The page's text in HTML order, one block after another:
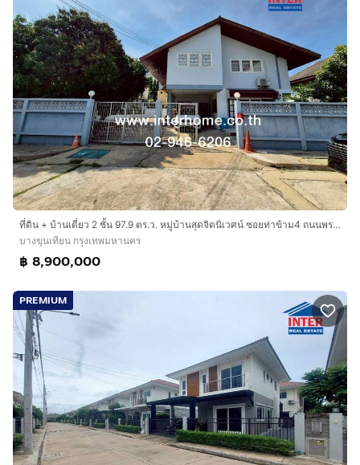
พื้นที่เยอะที่สุดในโครงการ
บ้านแปลงหังมุม ใกล้สวน
พื้นชั้น1 กระเบื้องแกรนิตโต้ 60x60 ซม.
พื้นชั้น2 ลามิเนตลายไม้หน้า 8 มิลลิเมตร
ห้องครัว บิวท์อินเรียบร้อย ชุดเคาน์เตอร์ครัวจาก
STARMARK ท็อปหินเทียม
หน้าบานบน – ล่างกรุลามิเนต / เครื่องดูดควันแบบ Super
Hood / อ่างล้างจานและเตาไฟฟ้าจาก TEKA พื้นที่ใช้สอย
275 ตารางเมตร
บ้านสวย หรู ไม่เคยเข้าอยู่ หลังมุม
ทรัพย์หันหน้าทางทิศเหนือ
ทำเลดี สถานที่ใกล้เคียง :
ใกล้เดอะไบร์ พระราม2 5.2 กิโลเมตร
ใกล้บิ๊กซี พระราม2 6.7 กิโลเมตร
ใกล้เซ็นทรัล พระราม2 7.6 กิโลเมตร
ใกล้โรงพยาบาลบางมด, โรงพยาบาลบางปะกอก 9 อินเตอร์
เนชั่นแนล
ใกล้โรงเรียนรุ่งอรุณ
การเดินทางสะดวก :
ทางพิเศษเฉลิมมหานคร 8 กิโลเมตร (ด่านดาวคะนอง)
ที่ดิน + บ้านเดี่ยว 2 ชั้น 97.9 ตร.ว. หมู่บ้านสุดจิตนิเวศน์ ซอยท่าข้าม4 ถนนพระราม2 ถนนท่าข้าม เขตบางขุนเทียน กรุงเทพมหานคร
บางขุนเทียน กรุงเทพมหานคร
฿ 8,900,000
PREMIUM